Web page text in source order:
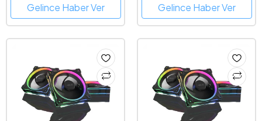
Gelince Haber Ver Gelince Haber Ver